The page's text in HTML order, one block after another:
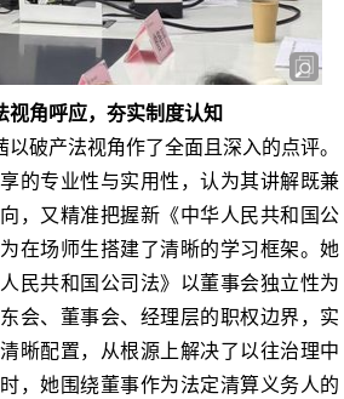
视角呼应，夯实制度认知
以破产法视角作了全面且深入的点评。
的专业性与实用性，认为其讲解既兼
，又精准把握新《中华人民共和国 公
在场师生搭建了清晰的学习框架。她
民共和国 公司法》以董事会独立性为
会、董事会、经理层的职权边界，实
晰配置，从根源上解决了以往治理中
，她围绕董事作为法定清算义务人的